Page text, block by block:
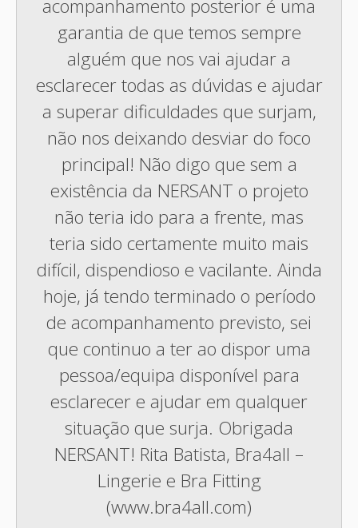
acompanhamento posterior é uma
garantia de que temos sempre
alguém que nos vai ajudar a
esclarecer todas as dúvidas e ajudar
a superar dificuldades que surjam,
não nos deixando desviar do foco
principal! Não digo que sem a
existência da NERSANT o projeto
não teria ido para a frente, mas
teria sido certamente muito mais
difícil, dispendioso e vacilante. Ainda
hoje, já tendo terminado o período
de acompanhamento previsto, sei
que continuo a ter ao dispor uma
pessoa/equipa disponível para
esclarecer e ajudar em qualquer
situação que surja. Obrigada
NERSANT! Rita Batista, Bra4all –
Lingerie e Bra Fitting
(www.bra4all.com)